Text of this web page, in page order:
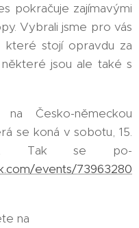
pokračuje zajímavými
Vybrali jsme pro vás
které stojí opravdu za
jsou ale také s
Česko-německou
se koná v sobotu, 15.
Tak se po-
events/73963280
na